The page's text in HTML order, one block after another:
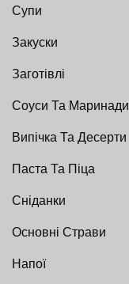
Супи
Закуски
Заготівлі
Соуси Та Маринади
Випічка Та Десерти
Паста Та Піца
Сніданки
Основні Страви
Напої